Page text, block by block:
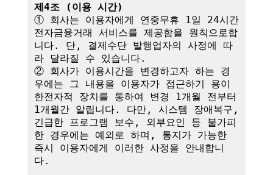
제4조 (이용 시간)
① 회사는 이용자에게 연중무휴 1일 24시간
전자금융거래 서비스를 제공함을 원칙으로합
니다. 단, 결제수단 발행업자의 사정에 따
라 달라질 수 있습니다.
② 회사가 이용시간을 변경하고자 하는 경
우에는 그 내용을 이용자가 접근하기 용이
한전자적 장치를 통하여 변경 1개월 전부터
1개월간 알립니다. 다만, 시스템 장애복구,
긴급한 프로그램 보수, 외부요인 등 불가피
한 경우에는 예외로 하며, 통지가 가능한
즉시 이용자에게 이러한 사정을 안내합니
다.